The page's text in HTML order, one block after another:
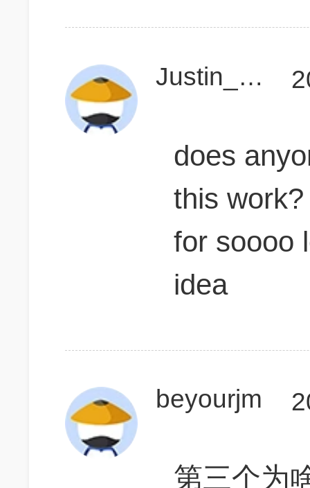
Justin_Chou
does
this
for soooo
idea
beyourjm
第三个为